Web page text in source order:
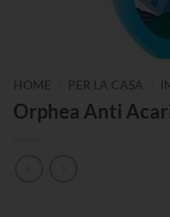
HOME PER LA CASA
Orphea Anti